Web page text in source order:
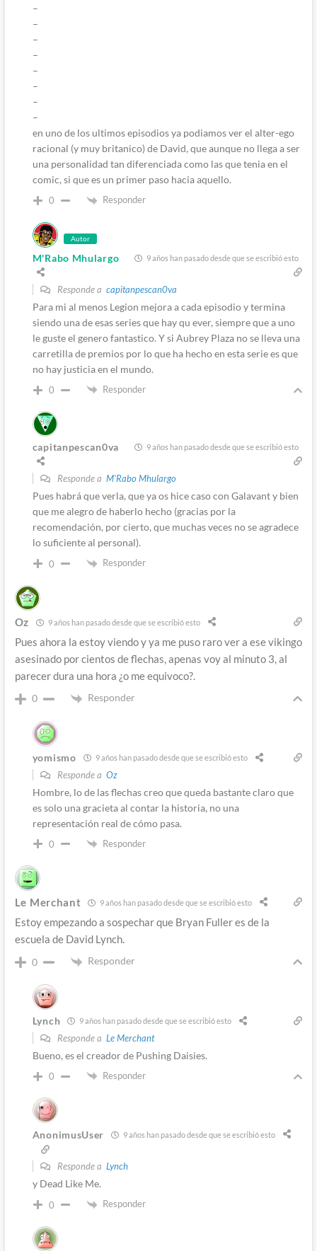
–
–
–
–
–
–
–
–
en uno de los ultimos episodios ya podiamos ver el alter-ego
racional (y muy britanico) de David, que aunque no llega a ser
una personalidad tan diferenciada como las que tenia en el
comic, si que es un primer paso hacia aquello.
0 Responder
Autor
M'Rabo Mhulargo 9 años han pasado desde que se escribió esto
Responde a capitanpescan0va
Para mi al menos Legion mejora a cada episodio y termina
siendo una de esas series que hay qu ever, siempre que a uno
le guste el genero fantastico. Y si Aubrey Plaza no se lleva una
carretilla de premios por lo que ha hecho en esta serie es que
no hay justicia en el mundo.
0 Responder
capitanpescan0va 9 años han pasado desde que se escribió esto
Responde a M'Rabo Mhulargo
Pues habrá que verla, que ya os hice caso con Galavant y bien
que me alegro de haberlo hecho (gracias por la
recomendación, por cierto, que muchas veces no se agradece
lo suficiente al personal).
0 Responder
Oz 9 años han pasado desde que se escribió esto
Pues ahora la estoy viendo y ya me puso raro ver a ese vikingo
asesinado por cientos de flechas, apenas voy al minuto 3, al
parecer dura una hora ¿o me equivoco?.
0 Responder
yomismo 9 años han pasado desde que se escribió esto
Responde a Oz
Hombre, lo de las flechas creo que queda bastante claro que
es solo una gracieta al contar la historia, no una
representación real de cómo pasa.
0 Responder
Le Merchant 9 años han pasado desde que se escribió esto
Estoy empezando a sospechar que Bryan Fuller es de la
escuela de David Lynch.
0 Responder
Lynch 9 años han pasado desde que se escribió esto
Responde a Le Merchant
Bueno, es el creador de Pushing Daisies.
0 Responder
AnonimusUser 9 años han pasado desde que se escribió esto
Responde a Lynch
y Dead Like Me.
0 Responder